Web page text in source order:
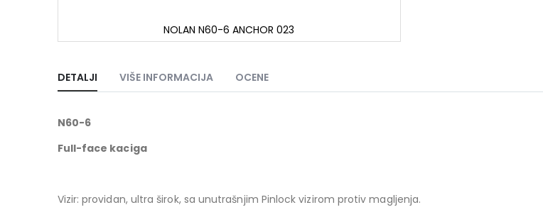
NOLAN N60-6 ANCHOR 023
the
beginning
images
DETALJI
N60-6
Full-face kaciga
Vizir: providan, ultra širok, sa unutrašnjim Pinlock vizirom protiv magljenja.
VIŠE INFORMACIJA OCENE